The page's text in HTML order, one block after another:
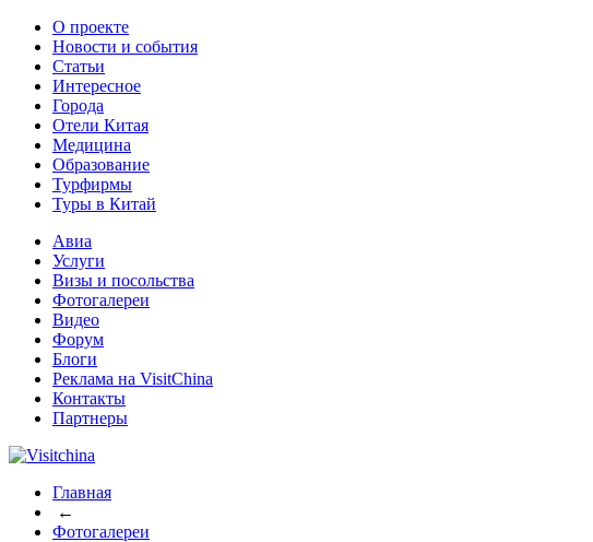
О проекте
Новости и события
Статьи
Интересное
Города
Отели Китая
Медицина
Образование
Турфирмы
Туры в Китай
Авиа
Услуги
Визы и посольства
Фотогалереи
Видео
Форум
Блоги
Реклама на VisitChina
Контакты
Партнеры
Главная
←
Фотогалереи